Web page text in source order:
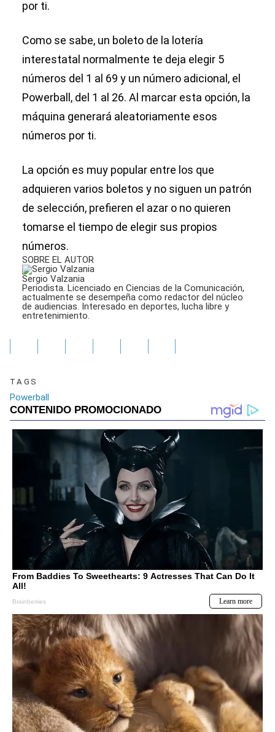
por ti.
Como se sabe, un boleto de la lotería
interestatal normalmente te deja elegir 5
números del 1 al 69 y un número adicional, el
Powerball, del 1 al 26. Al marcar esta opción, la
máquina generará aleatoriamente esos
números por ti.
La opción es muy popular entre los que
adquieren varios boletos y no siguen un patrón
de selección, prefieren el azar o no quieren
tomarse el tiempo de elegir sus propios
números.
SOBRE EL AUTOR
Sergio Valzania
Periodista. Licenciado en Ciencias de la Comunicación,
actualmente se desempeña como redactor del núcleo
de audiencias. Interesado en deportes, lucha libre y
entretenimiento.
TAGS
Powerball